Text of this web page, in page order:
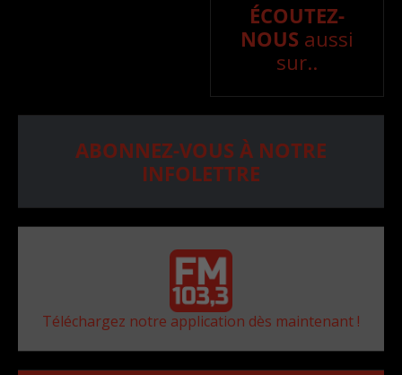
ÉCOUTEZ-
NOUS aussi
sur..
ABONNEZ-VOUS À NOTRE
INFOLETTRE
Téléchargez notre application dès maintenant !